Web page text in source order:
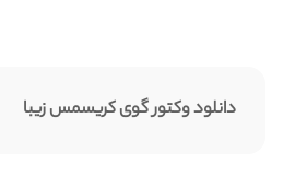
دانلود وکتور گوی کریسمس زیبا